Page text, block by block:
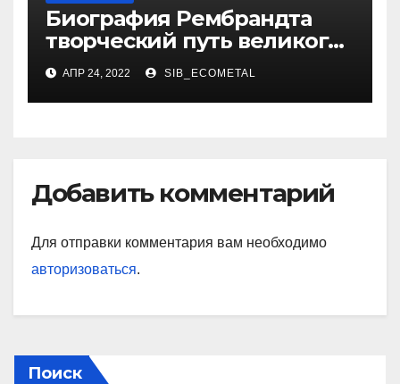
Биография Рембрандта
творческий путь великого
художника
АПР 24, 2022 SIB_ECOMETAL
Добавить комментарий
Для отправки комментария вам необходимо
авторизоваться.
Поиск